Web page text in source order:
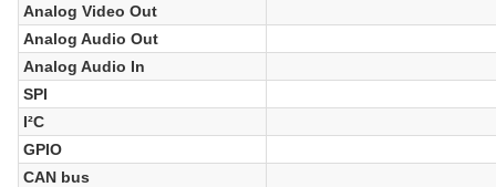
Analog Video Out
Analog Audio Out
Analog Audio In
SPI
I²C
GPIO
CAN bus